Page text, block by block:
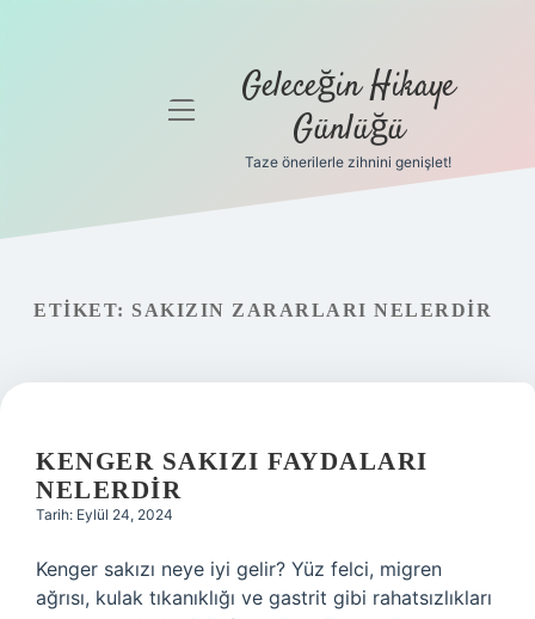
Gizlilik
Yasal Uyarı
Hakkımızda
menüyü Geleceğin Hikaye
Günlüğü
Taze önerilerle zihnini genişlet!
ETIKET: SAKIZIN ZARARLARI NELERDIR
KENGER SAKIZI FAYDALARI
NELERDIR
Tarih: Eylül 24, 2024
Kenger sakızı neye iyi gelir? Yüz felci, migren
ağrısı, kulak tıkanıklığı ve gastrit gibi rahatsızlıkları